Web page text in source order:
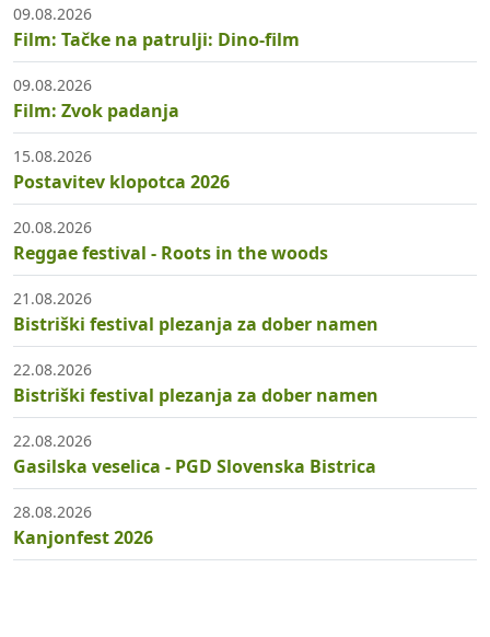
09.08.2026
Film: Tačke na patrulji: Dino-film
09.08.2026
Film: Zvok padanja
15.08.2026
Postavitev klopotca 2026
20.08.2026
Reggae festival - Roots in the woods
21.08.2026
Bistriški festival plezanja za dober namen
22.08.2026
Bistriški festival plezanja za dober namen
22.08.2026
Gasilska veselica - PGD Slovenska Bistrica
28.08.2026
Kanjonfest 2026